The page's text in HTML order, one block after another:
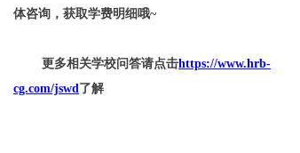
体咨询，获取学费明细哦~
更多相关学校问答请点击https://www.hrb-
cg.com/jswd了解